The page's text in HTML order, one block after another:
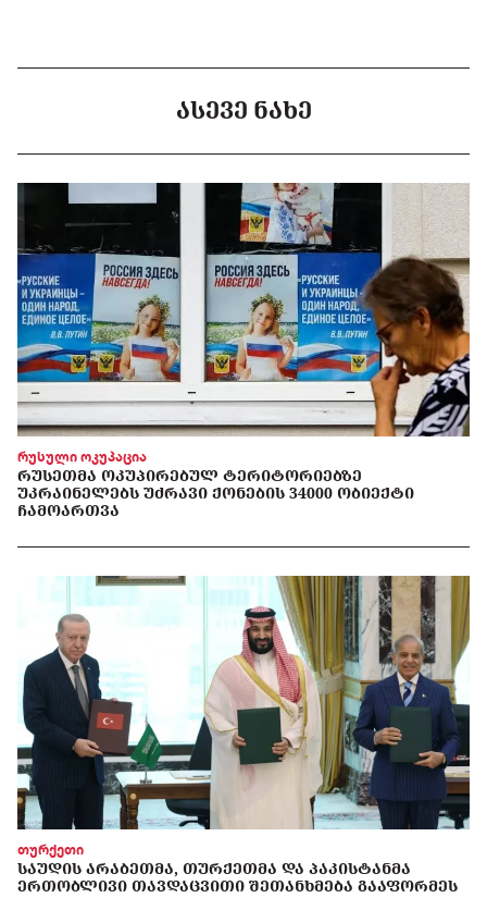
ᲐᲡᲔᲕᲔ ᲜᲐᲮᲔ
რუსული ოკუპაცია
ᲠᲣᲡᲔᲗᲛᲐ ᲝᲙᲣᲞᲘᲠᲔᲑᲣᲚ ᲢᲔᲠᲘᲢᲝᲠᲘᲔᲑᲖᲔ
ᲣᲙᲠᲐᲘᲜᲔᲚᲔᲑᲡ ᲣᲫᲠᲐᲕᲘ ᲥᲝᲜᲔᲑᲘᲡ 34000 ᲝᲑᲘᲔᲥᲢᲘ
ᲩᲐᲛᲝᲐᲠᲗᲕᲐ
თურქეთი
ᲡᲐᲣᲓᲘᲡ ᲐᲠᲐᲑᲔᲗᲛᲐ, ᲗᲣᲠᲥᲔᲗᲛᲐ ᲓᲐ ᲞᲐᲙᲘᲡᲢᲐᲜᲛᲐ
ᲔᲠᲗᲝᲑᲚᲘᲕᲘ ᲗᲐᲕᲓᲐᲪᲕᲘᲗᲘ ᲨᲔᲗᲐᲜᲮᲛᲔᲑᲐ ᲒᲐᲐᲤᲝᲠᲛᲔᲡ